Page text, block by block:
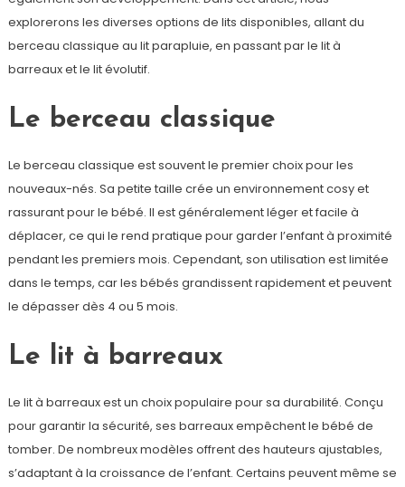
explorerons les diverses options de lits disponibles, allant du
berceau classique au lit parapluie, en passant par le lit à
barreaux et le lit évolutif.
Le berceau classique
Le berceau classique est souvent le premier choix pour les
nouveaux-nés. Sa petite taille crée un environnement cosy et
rassurant pour le bébé. Il est généralement léger et facile à
déplacer, ce qui le rend pratique pour garder l’enfant à proximité
pendant les premiers mois. Cependant, son utilisation est limitée
dans le temps, car les bébés grandissent rapidement et peuvent
le dépasser dès 4 ou 5 mois.
Le lit à barreaux
Le lit à barreaux est un choix populaire pour sa durabilité. Conçu
pour garantir la sécurité, ses barreaux empêchent le bébé de
tomber. De nombreux modèles offrent des hauteurs ajustables,
s’adaptant à la croissance de l’enfant. Certains peuvent même se